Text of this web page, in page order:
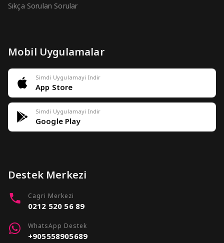
Sıkça Sorulan Sorular
Mobil Uygulamalar
Simdi Uygulamayi Indir
App Store
Simdi Uygulamayi Indir
Google Play
Destek Merkezi
Cagri Merkezi
0212 520 56 89
WhatsApp Destek
+905558905689